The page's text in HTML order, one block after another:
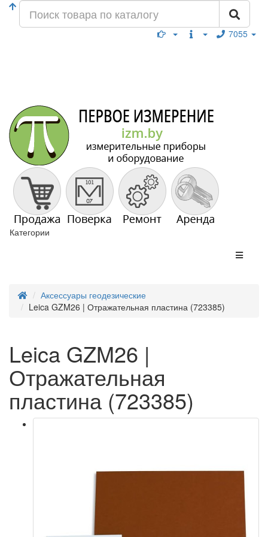
7055
Категории
Аксессуары геодезические
Leica GZM26 | Отражательная пластина (723385)
Leica GZM26 |
Отражательная
пластина (723385)